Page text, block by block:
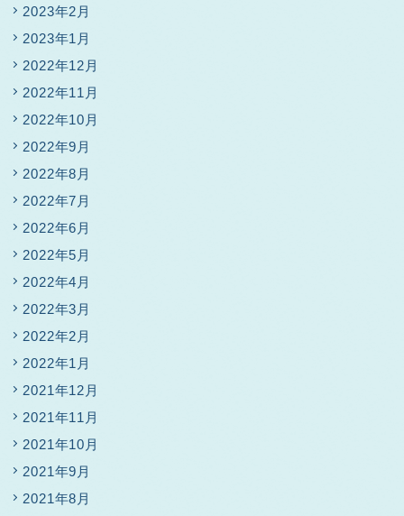
2023年2月
2023年1月
2022年12月
2022年11月
2022年10月
2022年9月
2022年8月
2022年7月
2022年6月
2022年5月
2022年4月
2022年3月
2022年2月
2022年1月
2021年12月
2021年11月
2021年10月
2021年9月
2021年8月